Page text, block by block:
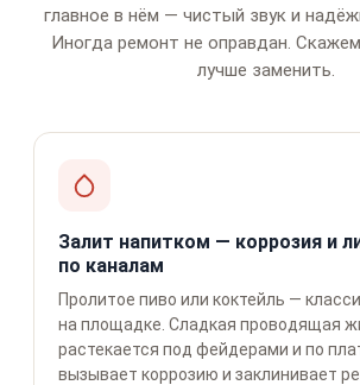
главное в нём — чистый звук и
Иногда ремонт не оправдан.
лучше заменить.
Залит напитком — коррозия и
по каналам
Пролитое пиво или коктейль —
на площадке. Сладкая проводящая
растекается под фейдерами и по
вызывает коррозию и заклинивает